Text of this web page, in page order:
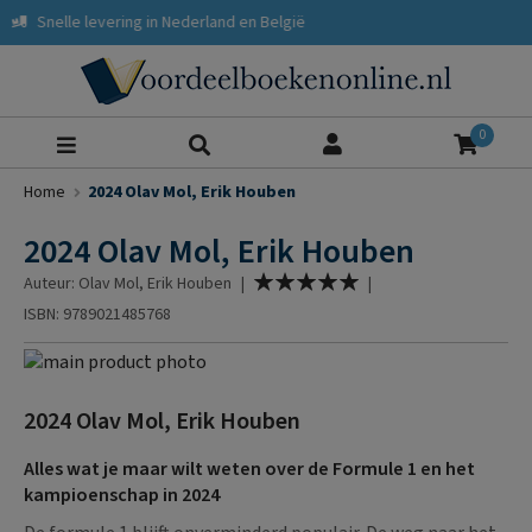
levering in Nederland en België
0
Home 2024 Olav Mol, Erik Houben
2024 Olav Mol, Erik Houben
Auteur: Olav Mol, Erik Houben | Waardering:
|
ISBN: 9789021485768
Ga
het
van
de
naar
begin
van
2024 Olav Mol, Erik Houben
Alles wat je maar wilt weten over de Formule 1 en het
kampioenschap in 2024